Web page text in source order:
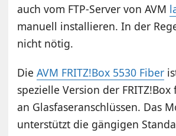
auch vom FTP-Server von AVM
manuell installieren. In der
nicht nötig.
DieAVM FRITZ!Box 5530 Fiber
spezielle Version der
an Glasfaseranschlüssen. Das
unterstützt die gängigen